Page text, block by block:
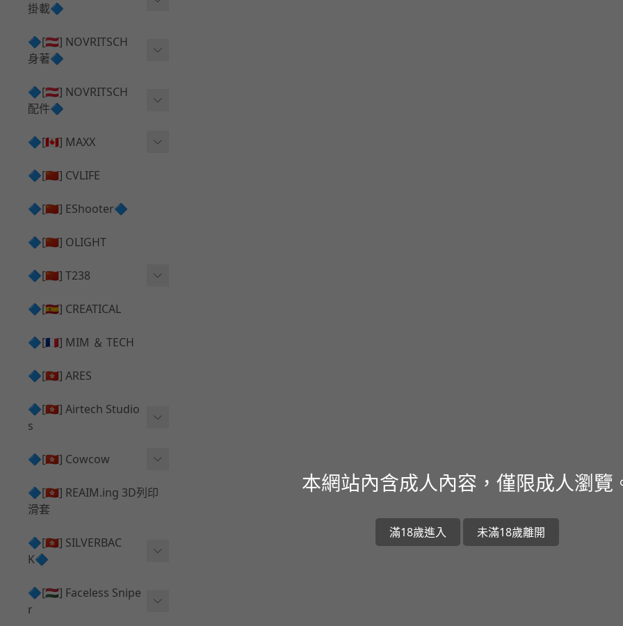
兜帽 ⧸ Hood
手持 裝備 ⧸ 偽裝
披肩 ⧸ Shoulder Piece
onie
掛載🔷
AR ⧸ DMR 彈匣用
SMG ⧸ SSR90 彈匣用
腰包 ⧸ 萬用包
HPA 氣瓶袋 ⧸ 水袋包
手槍 彈匣用
🔷[🇦🇹] NOVRITSCH
身著🔷
闊邊帽 ⧸ Boonie Hat
戰術背心+前掛 ⧸ Plate Car
rier+Flap
tlebelt
護目鏡 ⧸ 除霧器
腰帶 ⧸ 腿掛
🔷[🇦🇹] NOVRITSCH
配件🔷
✅ 快拔槍套 ⧸ 槍背帶
✅ 槍架 ⧸ 訓練靶具 ⧸ 工具
🔷[🇨🇦] MAXX
AEG 活塞頭 ⧸ AEG Piston
HOP座 ⧸ HOP-UP
競速扳機 ⧸ Speed Trigger
彈匣釋放鈕 ⧸ Mag Releas
推嘴 ⧸ Nozzle
🔷[🇨🇳] CVLIFE
🔷[🇨🇳] EShooter🔷
🔷[🇨🇳] OLIGHT
🔷[🇨🇳] T238
電子扳機
發光器
🔷[🇪🇸] CREATICAL
🔷[🇫🇷] MIM ＆ TECH
🔷[🇭🇰] ARES
🔷[🇭🇰] Airtech Studio
s
VFC
G＆G
Krytac
KWA
Tokyo Marui
PROWIN
🔷[🇭🇰] Cowcow
TM Glock 系列
Action Army AAP01 系列
UMAREX VFC 系列
KWA⧸KSC系列
🔷[🇭🇰] REAIM.ing 3D列印
滑套
🔷[🇭🇰] SILVERBAC
K🔷
SRS ⧸ HTI 🟦 主體 ⧸ 彈匣
✅ 碳纖管 ⧸ 彈簧
🔷[🇭🇺] Faceless Snipe
r
本網站內含成人內容，僅限成人瀏覽
滿18歲進入 未滿18歲離開